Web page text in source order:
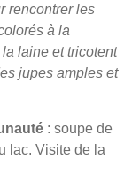
rencontrer les
à la
laine et tricotent
jupes amples et
: soupe de
lac. Visite de la